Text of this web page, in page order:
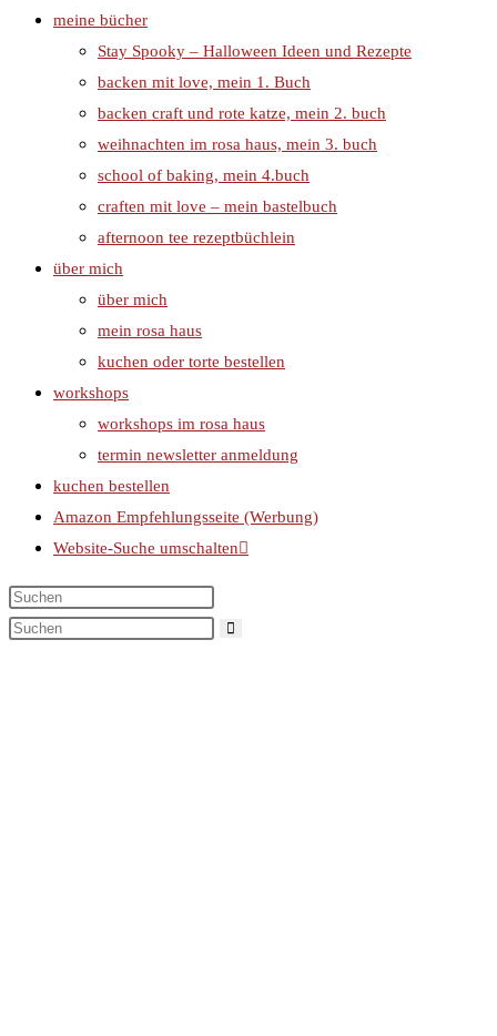
meine bücher
Stay Spooky – Halloween Ideen und Rezepte
backen mit love, mein 1. Buch
backen craft und rote katze, mein 2. buch
weihnachten im rosa haus, mein 3. buch
school of baking, mein 4.buch
craften mit love – mein bastelbuch
afternoon tee rezeptbüchlein
über mich
über mich
mein rosa haus
kuchen oder torte bestellen
workshops
workshops im rosa haus
termin newsletter anmeldung
kuchen bestellen
Amazon Empfehlungsseite (Werbung)
Website-Suche umschalten